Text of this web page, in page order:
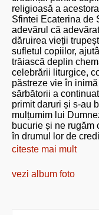
religioasă a
Sfintei Ecaterina de
adevărul că
dăruirea vieții
sufletul copiilor,
trăiască deplin
celebrării liturgice,
păstreze vie în
sărbătorii a
primit daruri și s-au
mulțumim lui
bucurie și ne rugăm
în drumul lor de
citeste mai mult
vezi album foto